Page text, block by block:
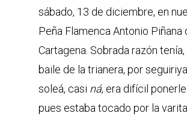
sábado, 13 de diciembre, en
Peña Flamenca Antonio Piñana
Cartagena. Sobrada razón tenía,
baile de la trianera, por
soleá, casi ná, era difícil
pues estaba tocado por la